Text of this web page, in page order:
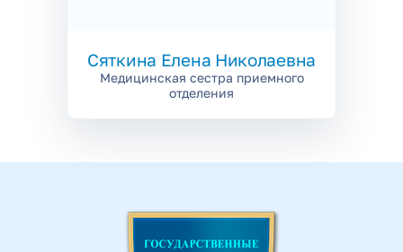
Сяткина Елена Николаевна
Медицинская сестра приемного
отделения